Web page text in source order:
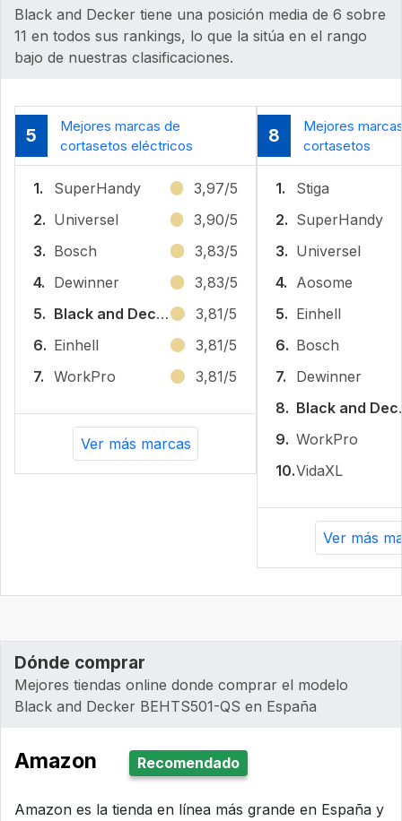
Black and Decker tiene una posición media de 6 sobre
11 en todos sus rankings, lo que la sitúa en el rango
bajo de nuestras clasificaciones.
5
Mejores marcas de
cortasetos eléctricos
1. SuperHandy
3,97/5
2. Universel
3,90/5
3. Bosch
3,83/5
4. Dewinner
3,83/5
5.
Black and Decker
3,81/5
6. Einhell
3,81/5
7. WorkPro 3,81/5
Ver más marcas
8
Mejores
cortasetos
1.
Stiga
2. SuperHandy
3. Universel
4. Aosome
5. Einhell
6. Bosch
7.
Dewinner
8.
9. WorkPro
10.VidaXL
Ver más
Dónde comprar
Mejores tiendas online donde comprar el modelo
Black and Decker ‎BEHTS501-QS en España
Amazon Recomendado
Amazon es la tienda en línea más grande en España y